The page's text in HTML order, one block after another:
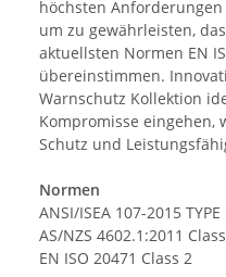
höchsten
um zu gewährleisten,
aktuellsten Normen EN
übereinstimmen.
Warnschutz Kollektion
Kompromisse eingehen,
Schutz und
Normen
ANSI/ISEA 107-2015 TYPE
AS/NZS 4602.1:2011
EN ISO 20471 Class 2